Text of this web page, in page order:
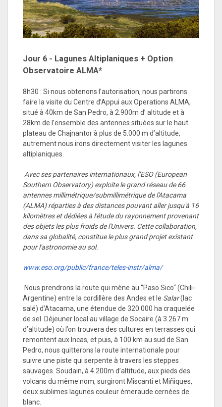
Jour 6 - Lagunes Altiplaniques + Option
Observatoire ALMA*
8h30 : Si nous obtenons l’autorisation, nous partirons
faire la visite du Centre d’Appui aux Operations ALMA,
situé à 40km de San Pedro, à 2.900m d’ altitude et à
28km de l’ensemble des antennes situées sur le haut
plateau de Chajnantor à plus de 5.000 m d’altitude,
autrement nous irons directement visiter les lagunes
altiplaniques.
Avec ses partenaires internationaux, l’ESO (European
Southern Observatory) exploite le grand réseau de 66
antennes millimétrique/submillimétrique de l'Atacama
(ALMA) réparties à des distances pouvant aller jusqu'à 16
kilomètres et dédiées à l'étude du rayonnement provenant
des objets les plus froids de l'Univers. Cette collaboration,
dans sa globalité, constitue le plus grand projet existant
pour l'astronomie au sol.
www.eso.org/public/france/teles-instr/alma/
Nous prendrons la route qui mène au “Paso Sico“ (Chili-
Argentine) entre la cordillère des Andes et le Salar(lac
salé) d’Atacama, une étendue de 320.000 ha craquelée
de sel. Déjeuner local au village de Socaire (à 3.267 m
d’altitude) où l’on trouvera des cultures en terrasses qui
remontent aux Incas, et puis, à 100 km au sud de San
Pedro, nous quitterons la route internationale pour
suivre une piste qui serpente à travers les steppes
sauvages. Soudain, à 4.200m d’altitude, aux pieds des
volcans du même nom, surgiront Miscanti et Miñiques,
deux sublimes lagunes couleur émeraude cernées de
blanc.